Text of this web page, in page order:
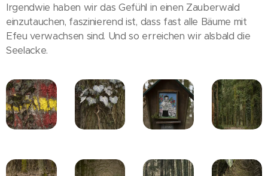
Irgendwie haben wir das Gefühl in einen Zauberwald
einzutauchen, faszinierend ist, dass fast alle Bäume mit
Efeu verwachsen sind. Und so erreichen wir alsbald die
Seelacke.